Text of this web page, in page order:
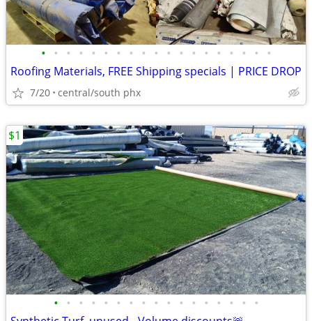
• • • • • • • • • • • • • • • • • • •
Roofing Materials, FREE Shipping specials | PRICE DROP
7/20 central/south phx
• • • • • • • • • • • • • • • • •
$1